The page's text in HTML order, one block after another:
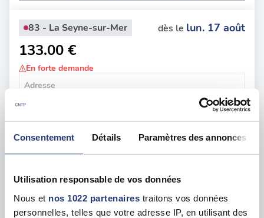
Consentement Détails Paramètres des annonces
Utilisation responsable de vos données
Nous et nos 1022 partenaires traitons vos données
personnelles, telles que votre adresse IP, en utilisant des
83 - La Seyne-sur-Mer dès le lun. 17 août
133.00 €
En forte demande
Adresse
865 Av. de Bruxelles, 83500 La Seyne-sur-Mer
Voir toutes les dates de tests
83 - Draguignan jeu. 13 août
127.00 €
En forte demande